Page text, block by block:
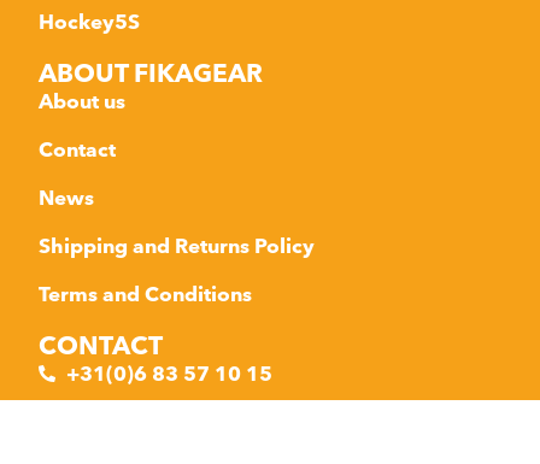
Hockey5S
ABOUT FIKAGEAR
About us
Contact
News
Shipping and Returns Policy
Terms and Conditions
CONTACT
+31(0)6 83 57 10 15